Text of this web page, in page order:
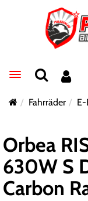
Toggle navigation
Fahrräder E-
Orbea
630W S
Carbon